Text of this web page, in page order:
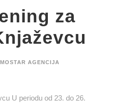
za
MOSTAR AGENCIJA
U periodu od 23. do 26.